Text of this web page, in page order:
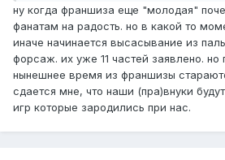
ну когда франшиза еще "молодая"
фанатам на радость. но в какой то
иначе начинается высасывание из
форсаж. их уже 11 частей заявлено.
нынешнее время из франшизы
сдается мне, что наши (пра)внуки
игр которые зародились при нас.